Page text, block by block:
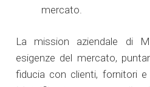
mercato.
La mission aziendale di
esigenze del mercato,
fiducia con clienti, fornitori